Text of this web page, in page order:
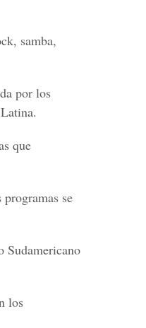
samba,
por los
que
se
Sudamericano
los